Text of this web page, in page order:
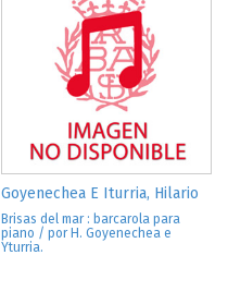
Goyenechea E Iturria, Hilario
Brisas del mar : barcarola para
piano / por H. Goyenechea e
Yturria.